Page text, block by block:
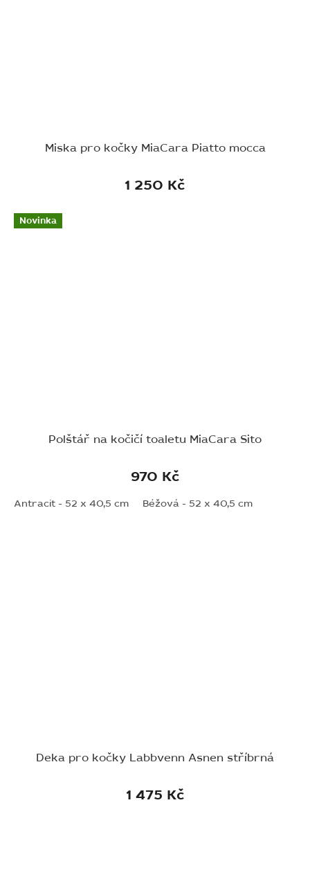
Miska pro kočky MiaCara Piatto mocca
1 250 Kč
Novinka
Polštář na kočičí toaletu MiaCara Sito
970 Kč
Antracit - 52 x 40,5 cm Béžová - 52 x 40,5 cm
Deka pro kočky Labbvenn Asnen stříbrná
1 475 Kč